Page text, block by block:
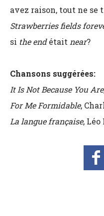
avez raison, tout ne se
Strawberries fields
si the endétait near?
Chansons suggérées:
It Is Not Because You Are
For Me Formidable,
La langue française, Léo